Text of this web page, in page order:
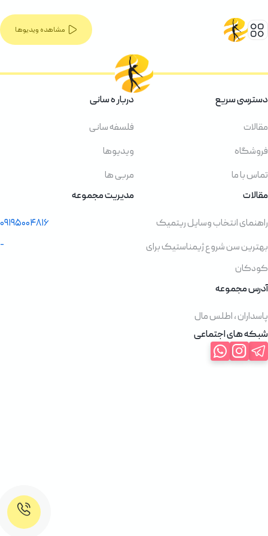
مشاهده ویدیوها
دسترسی سریع
مقالات
فروشگاه
تماس با ما
دربار ه سانی
فلسفه سانی
ویدیوها
مربی ها
مقالات
راهنمای انتخاب وسایل ریتمیک
بهترین سن شروع ژیمناستیک برای
کودکان
مدیریت مجموعه
۰۹۱۹۵۰۰۴۸۱۶
-
آدرس مجموعه
پاسداران ، اطلس مال
شبکه های اجتماعی